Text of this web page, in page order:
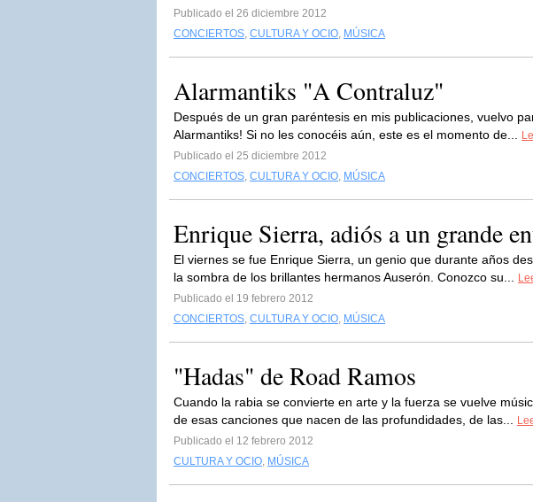
Publicado el 26 diciembre 2012
CONCIERTOS, CULTURA Y OCIO, MÚSICA
Alarmantiks "A Contraluz"
Después de un gran paréntesis en mis publicaciones, vuelvo
Alarmantiks! Si no les conocéis aún, este es el momento de...
Publicado el 25 diciembre 2012
CONCIERTOS, CULTURA Y OCIO, MÚSICA
Enrique Sierra, adiós a un grande
El viernes se fue Enrique Sierra, un genio que durante años
la sombra de los brillantes hermanos Auserón. Conozco su...
Publicado el 19 febrero 2012
CONCIERTOS, CULTURA Y OCIO, MÚSICA
"Hadas" de Road Ramos
Cuando la rabia se convierte en arte y la fuerza se vuelve
de esas canciones que nacen de las profundidades, de las...
Publicado el 12 febrero 2012
CULTURA Y OCIO, MÚSICA